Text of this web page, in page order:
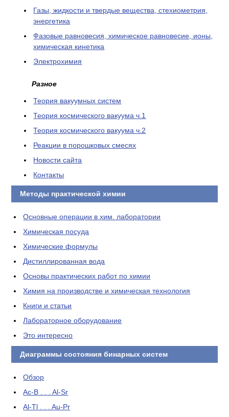
Газы, жидкости и твердые вещества, стехиометрия,
энергетика
Фазовые равновесия, химическое равновесие, ионы,
химическая кинетика
Электрохимия
Разное
Теория вакуумных систем
Теория космического вакуума ч.1
Теория космического вакуума ч.2
Реакции в порошковых смесях
Новости сайта
Контакты
Методы практической химии
Основные операции в хим. лаборатории
Химическая посуда
Химические формулы
Дистиллированная вода
Основы практических работ по химии
Химия на производстве и химическая технология
Книги и статьи
Лабораторное оборудование
Это интересно
Диаграммы состояния бинарных систем
Обзор
Ac-B . . . Al-Sr
Al-Tl . . . Au-Pr